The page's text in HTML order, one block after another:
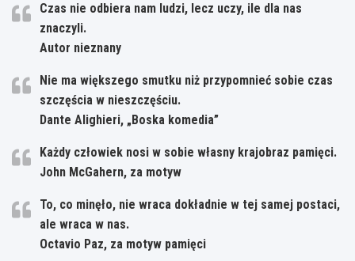
Czas nie odbiera nam ludzi, lecz uczy, ile dla nas
znaczyli.
Autor nieznany
Nie ma większego smutku niż przypomnieć sobie czas
szczęścia w nieszczęściu.
Dante Alighieri, „Boska komedia”
Każdy człowiek nosi w sobie własny krajobraz pamięci.
John McGahern, za motyw
To, co minęło, nie wraca dokładnie w tej samej postaci,
ale wraca w nas.
Octavio Paz, za motyw pamięci